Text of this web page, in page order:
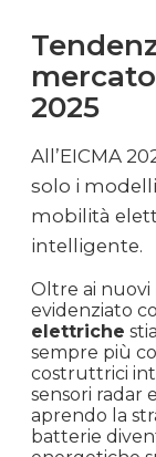
mercato
2025
All’EICMA
solo i
mobilità
intelligente.
Oltre ai nuovi
evidenziato
elettriche
sempre più
costruttrici
sensori radar
aprendo la
batterie